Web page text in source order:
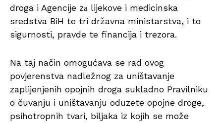
droga i Agencije zа lijekove i medicinska
sredstva BiH te tri državna ministarstva, i to
sigurnosti, pravde te financija i trezora.
Na taj način omogućava se rad ovog
povjerenstva nadležnog za uništavanje
zaplijenjenih opojnih droga sukladno Pravilniku
o čuvanju i uništavanju oduzete opojne droge,
psihotropnih tvari, biljaka iz kojih se može